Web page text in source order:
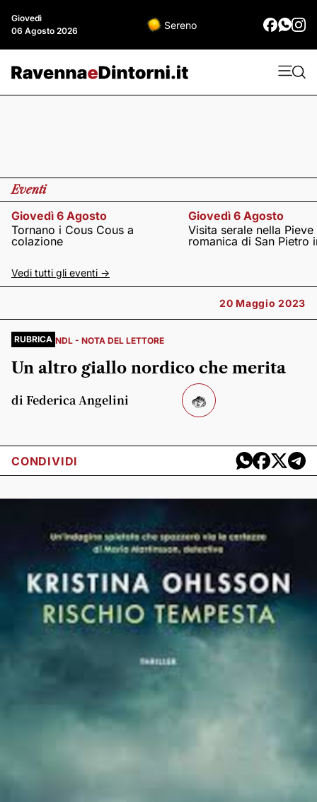
Giovedì
06 Agosto 2026
Sereno
Eventi
Giovedì 6 Agosto
Tornano i Cous Cous a
colazione
Giovedì 6 Agosto
Visita serale nella Pieve
romanica di San Pietro
Vedi tutti gli eventi ->
20 Maggio 2023
RUBRICA NDL - NOTA DEL LETTORE
Un altro giallo nordico che merita
di Federica Angelini
CONDIVIDI